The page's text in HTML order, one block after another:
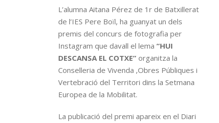
L’alumna Aitana Pérez de 1r de Batxillerat
de l’IES Pere Boïl, ha guanyat un dels
premis del concurs de fotografia per
Instagram que davall el lema “HUI
DESCANSA EL COTXE” organitza la
Conselleria de Vivenda ,Obres Públiques i
Vertebració del Territori dins la Setmana
Europea de la Mobilitat.
La publicació del premi apareix en el Diari